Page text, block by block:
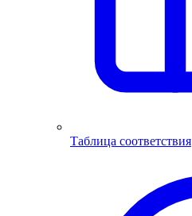
Таблица соответствия